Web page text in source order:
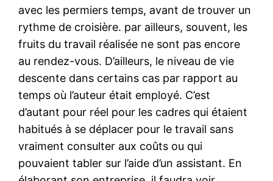
avec les permiers temps, avant de trouver un
rythme de croisière. par ailleurs, souvent, les
fruits du travail réalisée ne sont pas encore
au rendez-vous. D’ailleurs, le niveau de vie
descente dans certains cas par rapport au
temps où l’auteur était employé. C’est
d’autant pour réel pour les cadres qui étaient
habitués à se déplacer pour le travail sans
vraiment consulter aux coûts ou qui
pouvaient tabler sur l’aide d’un assistant. En